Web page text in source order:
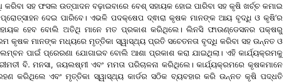
କରିବା ସହ ଫସଲ ଉତ୍ପାଦନ ବଢ଼ାଇବାରେ ବେଶ୍ ସହାୟକ ହୋଇ ପାରିବା ସହ କୃଷି ଖର୍ଚ୍ଚ କମାଇ
ପ୍ରୋତ୍ସାହନ ଦେଇ ପାରିବେ। ଏଭଳି ପଦକ୍ଷେପ ଦ୍ଵାରା କୃଷକ ମାନଙ୍କ ଆୟ ବୃଦ୍ଧି ଓ କୃଷି’ର
ହେବ ବୋଲି ଅତିଥି ମାନେ ମତ ପ୍ରକାଶ କରିଥିଲେ।ଲିନସି ଫାଉଣ୍ଡେସନର ପକ୍ଷରୁ
କୃଷକ ମାନଙ୍କ ମଧ୍ୟରେ ମୃତ୍ତିକା ସ୍ୱାସ୍ଥ୍ୟ ପ୍ରତି ସଚେତନତା ବୃଦ୍ଧି କରିବା ସହ ଉନ୍ନତ ଓ
ପାଇଁ ପ୍ରେରଣା ଯୋଗାଇବ ବୋଲି ଆଶା ପ୍ରକାଶ କରା ଯାଇଥିଲା। ଏହି କାର୍ଯ୍ୟକ୍ରମକୁ
ବି. ମନସା, ଜୟଲଷ୍ମୀ ଏବଂ ମମତା ପରିଚାଳନା କରିଥିଲେ। କାର୍ଯ୍ୟକ୍ରମରେ କୃଷକମାନେ
କରିଥିଲେ ଏବଂ ମୃତ୍ତିକା ସ୍ୱାସ୍ଥ୍ୟ କାର୍ଡର ସଠିକ ବ୍ୟବହାର କରି ଉନ୍ନତ କୃଷି ପଦ୍ଧତି